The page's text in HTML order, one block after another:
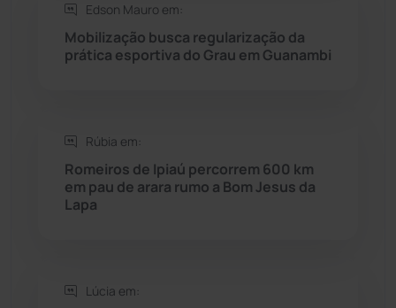
Saúde
Seabra (50)
Sítio do Mato
Sudoeste Baiano
Edson Mauro em:
Mobilização busca regularização da
prática esportiva do Grau em Guanambi
Rúbia em:
Romeiros de Ipiaú percorrem 600 km
em pau de arara rumo a Bom Jesus da
Lapa
Lúcia em: